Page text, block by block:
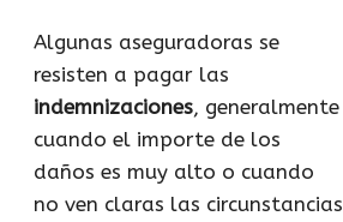
Algunas aseguradoras se
resisten a pagar las
indemnizaciones, generalmente
cuando el importe de los
daños es muy alto o cuando
no ven claras las circunstancias